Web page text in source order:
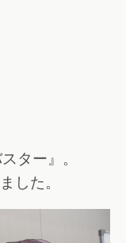
ター』。
した。